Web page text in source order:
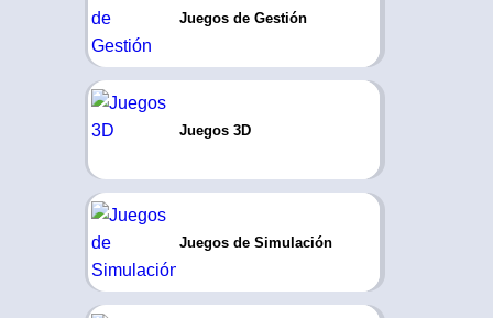
Juegos de Gestión
Juegos 3D
Juegos de Simulación